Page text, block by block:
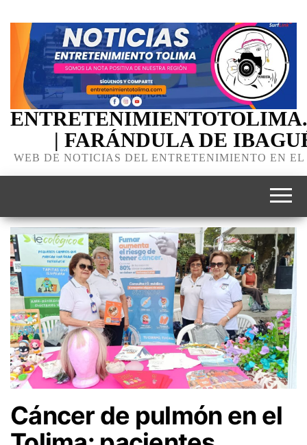
| FARÁNDULA DE
WEB DE NOTICIAS DEL ENTRETENIMIENTO EN
Cáncer de pulmón en el